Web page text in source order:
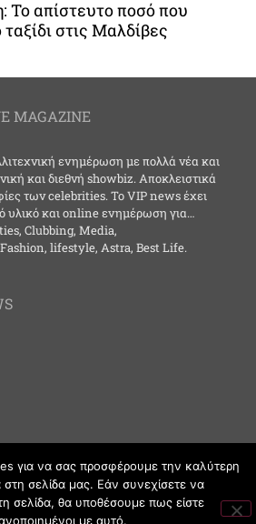
Το απίστευτο ποσό που
στις Μαλδίβες
MAGAZINE
ενημέρωση με πολλά νέα και
και διεθνή showbiz. Αποκλειστικά
των celebrities. Το VIP news έχει
υλικό και online ενημέρωση για…
Clubbing, Media,
lifestyle, Astra, Best Life.
για να σας προσφέρουμε την καλύτερη
στη σελίδα μας. Εάν συνεχίσετε να
σελίδα, θα υποθέσουμε πως είστε
με αυτό.